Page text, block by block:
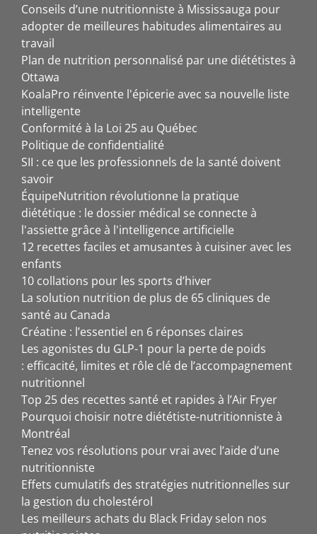
Conseils d’une nutritionniste à Mississauga pour
adopter de meilleures habitudes alimentaires au
travail
Plan de nutrition personnalisé par une diététistes à
Ottawa
KoalaPro réinvente l'épicerie avec sa nouvelle liste
intelligente
Conformité à la Loi 25 au Québec
Politique de confidentialité
SII : ce que les professionnels de la santé doivent
savoir
ÉquipeNutrition révolutionne la pratique
diététique : le dossier médical se connecte à
l'assiette grâce à l'intelligence artificielle
12 recettes faciles et amusantes à cuisiner avec les
enfants
10 collations pour les sports d’hiver
La solution nutrition de plus de 65 cliniques de
santé au Canada
Créatine : l’essentiel en 6 réponses claires
Les agonistes du GLP-1 pour la perte de poids
: efficacité, limites et rôle clé de l’accompagnement
nutritionnel
Top 25 des recettes santé et rapides à l’Air Fryer
Pourquoi choisir notre diététiste-nutritionniste à
Montréal
Tenez vos résolutions pour vrai avec l’aide d’une
nutritionniste
Effets cumulatifs des stratégies nutritionnelles sur
la gestion du cholestérol
Les meilleurs achats du Black Friday selon nos